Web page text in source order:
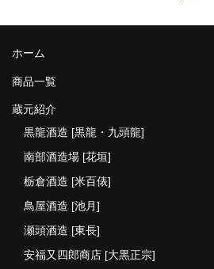
ホーム
商品一覧
蔵元紹介
黒龍酒造 [黒龍・九頭龍]
南部酒造場 [花垣]
栃倉酒造 [米百俵]
鳥屋酒造 [池月]
瀬頭酒造 [東長]
安福又四郎商店 [大黒正宗]